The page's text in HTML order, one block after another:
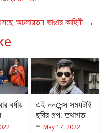
অচলায়তন ভাঙার কাহিনী →
বর্ষায়
এই ননসেন্স সময়টাই
ছবির গল্প: তথাগত
May 17, 2022